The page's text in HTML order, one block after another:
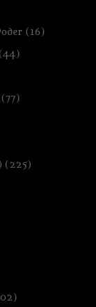
(16)
(44)
(225)